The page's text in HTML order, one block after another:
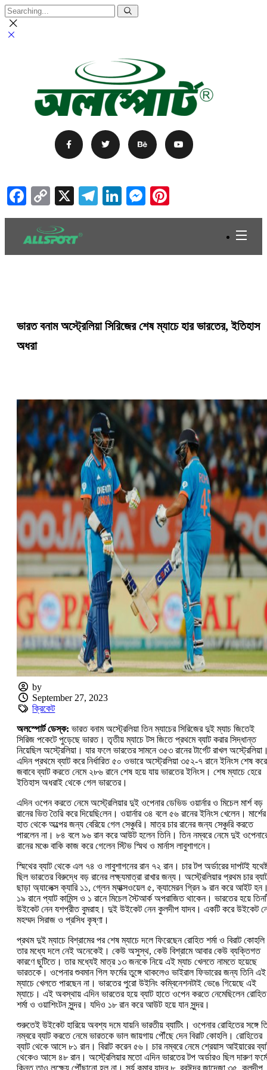
Facebook
Copy
Link
X Telegram
LinkedIn
Messenger
ভারত বনাম অস্ট্রেলিয়া সিরিজের শেষ ম্যাচে হার ভারতের, ইতিহাস
অধরা
by
September 27, 2023
ক্রিকেট
অলস্পোর্ট ডেস্ক: ভারত বনাম অস্ট্রেলিয়া তিন ম্যাচের সিরিজের দুই ম্যাচ জিতেই
সিরিজ পকেটে পুড়েছে ভারত। তৃতীয় ম্যাচে টস জিতে প্রথমে ব্যাট করার সিদ্ধান্ত
নিয়েছিল অস্ট্রেলিয়া। যার ফলে ভারতের সামনে ৩৫৩ রানের টার্গেট রাখল
এদিন প্রথমে ব্যাট করে নির্ধারিত ৫০ ওভারে অস্ট্রেলিয়া ৩৫২-৭ রানে ইনিংস শেষ
জবাবে ব্যাট করতে নেমে ২৮৬ রানে শেষ হয়ে যায় ভারতের ইনিংস। শেষ ম্যাচে হেরে
ইতিহাস অধরাই থেকে গেল ভারতের।
এদিন ওপেন করতে নেমে অস্ট্রেলিয়ার দুই ওপেনার ডেভিড ওয়ার্নার ও মিচেল মার্শ বড়
রানের ভিত তৈরি করে দিয়েছি‌লেন। ওয়ার্নার ৩৪ বলে ৫৬ রানের ইনিংস খেলেন। মার্শের
হাত থেকে অল্পের জন্য বেরিয়ে গেল সেঞ্চুরি। মাত্র চার রানের জন্য সেঞ্চুরি করতে
পারলেন না। ৮৪ বলে ৯৬ রান করে আউট হলেন তিনি। তিন নম্বরে নেমে দুই
রানের মঞ্চে বাকি কাজ করে গেলেন স্টিভ স্মিথ ও মার্নাস লাবুশাগনে।
স্মিথের ব্যাট থেকে এল ৭৪ ও লাবুশাগনের রান ৭২ রান। চার টপ অর্ডারের দাপটই
ছিল ভারতের বিরুদ্ধে বড় রানের লক্ষ্যমাত্রা রাখার জন্য। অস্ট্রেলিয়ার প্রথম চার
ছাড়া অ্যালেক্স ক্যারি ১১, গ্লেন ম্যাক্সওয়েল ৫, ক্যামেরন গ্রিন ৯ রান করে আইট
১৯ রানে প্যাট কামিন্স ও ১ রানে মিচেল স্টৈআর্ক অপরাজিত থাকেন। ভারতের হয়ে
উইকেট নেন যশপ্রীত বুমরাহ। দুই উইকেট নেন কুলদীপ যাদব। একটি করে উইকেট
মহম্মদ সিরাজ ও প্রসিধ কৃষ্ণা।
প্রথম দুই ম্যাচে বিশ্রামের পর শেষ ম্যাচে দলে ফিরেছেন রোহিত শর্মা ও বিরাট
তার মধ্যে দলে নেই অনেকেই। কেউ অসুস্থ, কেউ বিশ্রামে আবার কেউ ব্যক্তিগত
কারণে ছুটিতে। তার মধ্যেই মাত্র ১৩ জনকে নিয়ে এই ম্যাচ খেলতে নামতে হয়েছে
ভারতকে। ওপেনার শুবমান গিল ফর্মের তুঙ্গে থাকলেও ভাইরাল ফিভারের জন্য তিনি এই
ম্যাচে খেলতে পারছেন না। ভারতের পুরো উইনিং কম্বিনেশনটাই ভেঙে গিয়েছে এই
ম্যাচে। এই অবস্থায় এদিন ভারতের হয়ে ব্যাট হাতে ওপেন করতে নেমেছিলেন রোহিত
শর্মা ও ওয়াশিংটন সুন্দর। যদিও ১৮ রান করে আউট হয়ে যান সুন্দর।
শুরুতেই উইকেট হারিয়ে অবশ্য দমে যায়নি ভারতীয় ব্যাটিং। ওপেনার রোহিতের সঙ্গে
নম্বরে ব্যাট করতে নেমে ভারতকে ভাল জায়গায় পৌঁছে দেন বিরাট কোহলি। রোহিতের
ব্যাট থেকে আসে ৮১ রান। বিরাট করেন ৫৬। চার নম্বরে নেমে শ্রেয়াস আইয়ারের
থেকেও আসে ৪৮ রান। অস্ট্রেলিয়ার মতো এদিন ভারতের টপ অর্ডারও ছিল দারুণ